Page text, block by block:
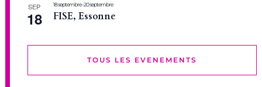
SEP
18
18 septembre-20 septembre
FISE, Essonne
TOUS LES EVENEMENTS